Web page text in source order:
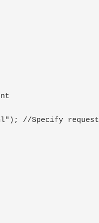
//Specify request